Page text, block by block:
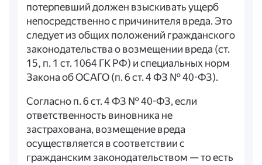
потерпевший должен взыскивать ущерб
непосредственно с причинителя вреда. Это
следует из общих положений гражданского
законодательства о возмещении вреда (ст.
15, п. 1 ст. 1064 ГК РФ) и специальных норм
Закона об ОСАГО (п. 6 ст. 4 ФЗ № 40-ФЗ).
Согласно п. 6 ст. 4 ФЗ № 40-ФЗ, если
ответственность виновника не
застрахована, возмещение вреда
осуществляется в соответствии с
гражданским законодательством — то есть